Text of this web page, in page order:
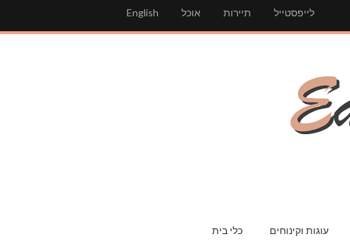
English אוכל תיירות לייפסטייל
עוגות וקינוחים כלי בית